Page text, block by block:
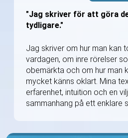
"Jag skriver för att göra
tydligare."
Jag skriver om hur man kan
vardagen, om inre rörelser
obemärkta och om hur man
mycket känns oklart. Mina
erfarenhet, intuition och en
sammanhang på ett enklare